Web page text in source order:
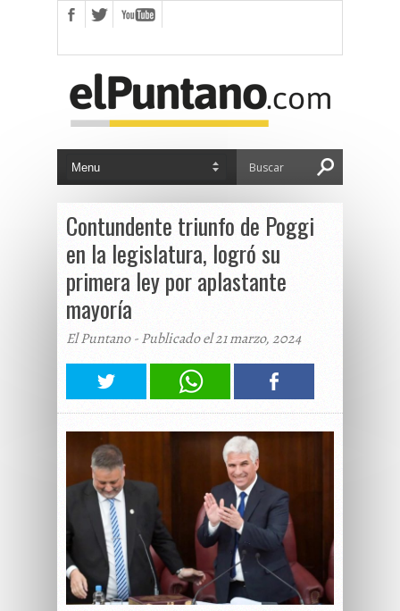
Contundente triunfo de Poggi
en la legislatura, logró su
primera ley por aplastante
mayoría
El Puntano - Publicado el 21 marzo, 2024